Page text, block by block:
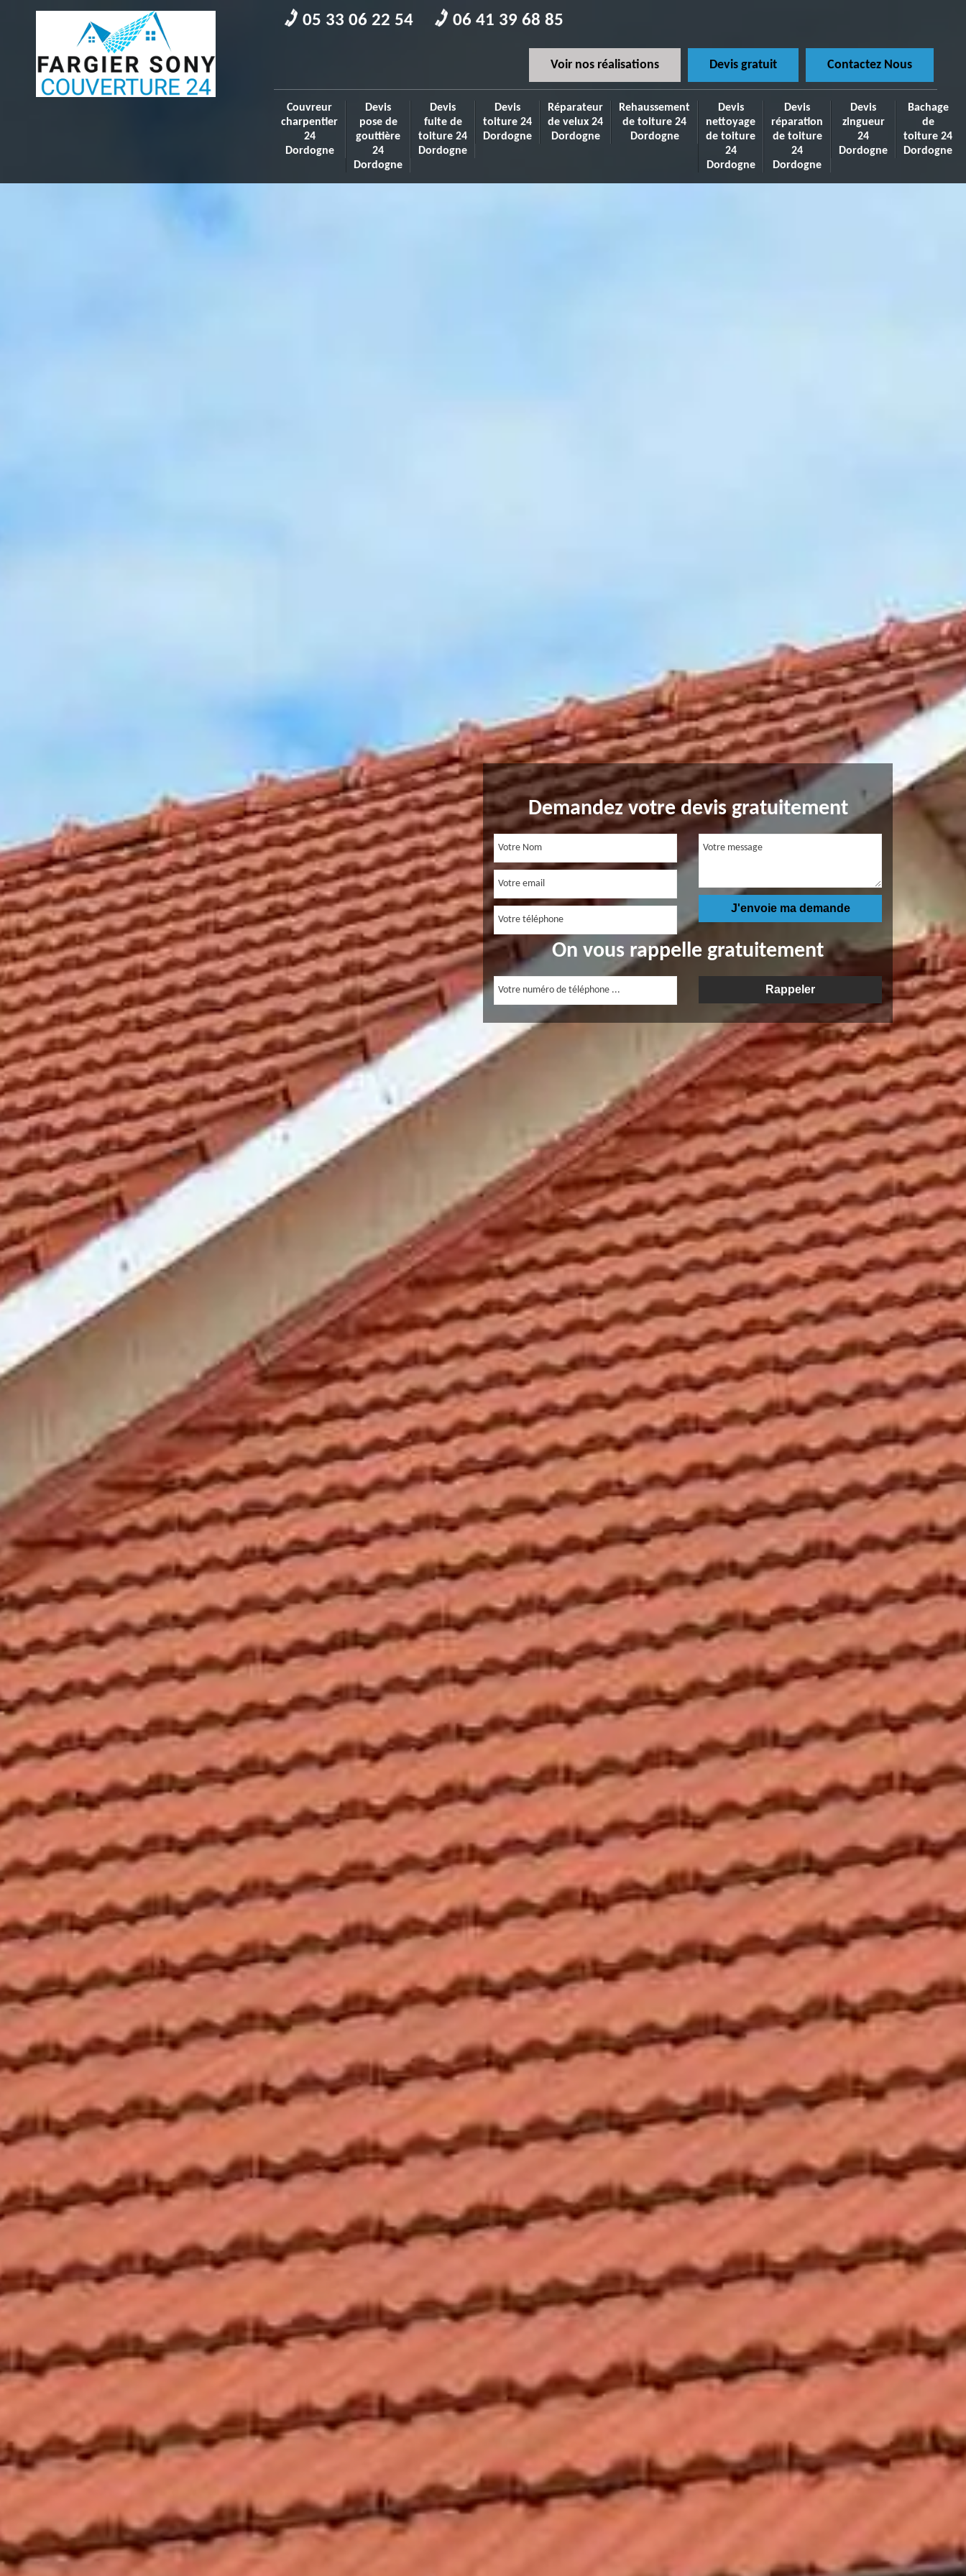
05 33 06 22 54 06 41 39 68 85
Voir nos réalisations Devis gratuit Contactez Nous
Couvreur
charpentier
24
Dordogne
Devis
pose de
gouttière
24
Dordogne
Devis
fuite de
toiture 24
Dordogne
Devis
toiture 24
Dordogne
Réparateur
de velux 24
Dordogne
Rehaussement
de toiture 24
Dordogne
Devis
nettoyage
de toiture
24
Dordogne
Devis
réparation
de toiture
24
Dordogne
Devis
zingueur
24
Dordogne
Bachage
de
toiture 24
Dordogne
Demandez votre devis gratuitement
On vous rappelle gratuitement